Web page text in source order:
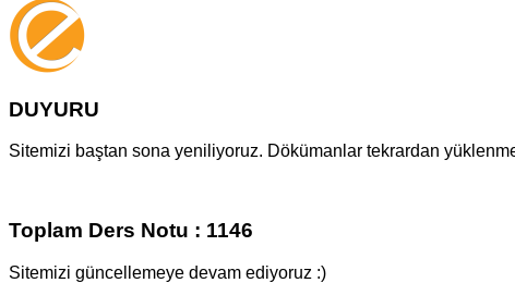
DUYURU
Sitemizi baştan sona yeniliyoruz. Dökümanlar tekrardan
Toplam Ders Notu : 1146
Sitemizi güncellemeye devam ediyoruz :)